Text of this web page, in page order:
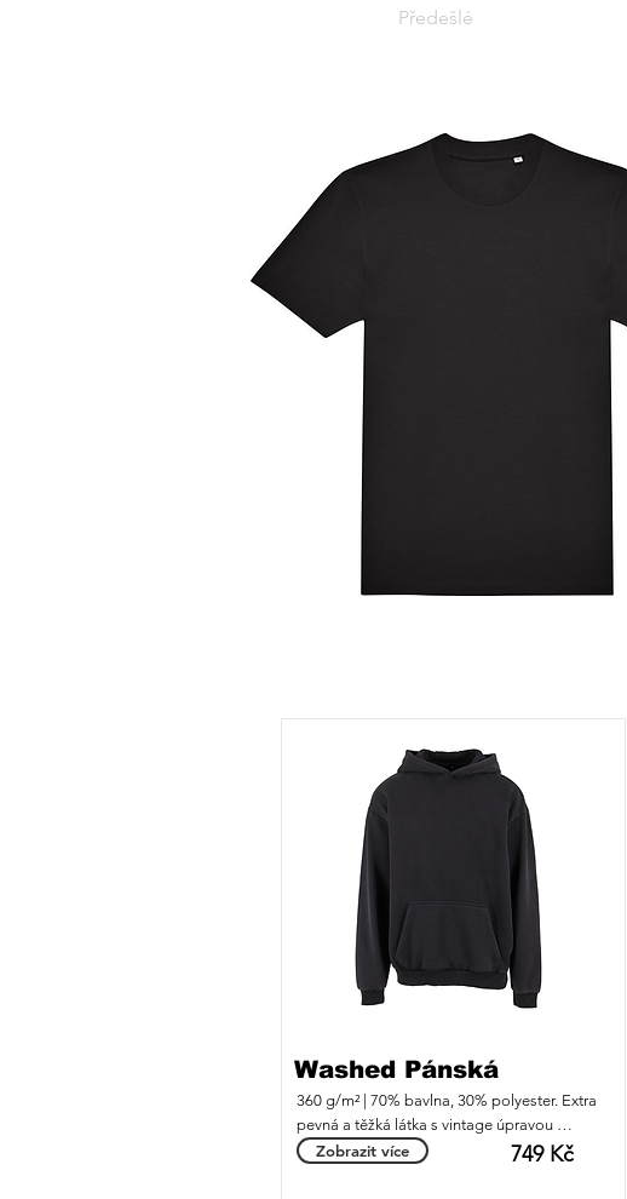
Předešlé
Washed Pánská
360 g/m² | 70% bavlna, 30% polyester. Extra
pevná a těžká látka s vintage úpravou
stonewash.
Zobrazit více 749 Kč